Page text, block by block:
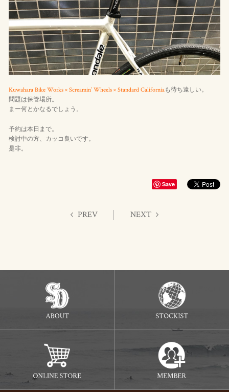
Kuwahara Bike Works × Screamin’ Wheels × Standard Californiaも待ち遠しい。
問題は保管場所。
まー何とかなるでしょう。
予約は本日まで。
検討中の方、カッコ良いです。
是非。
Save
PREV NEXT